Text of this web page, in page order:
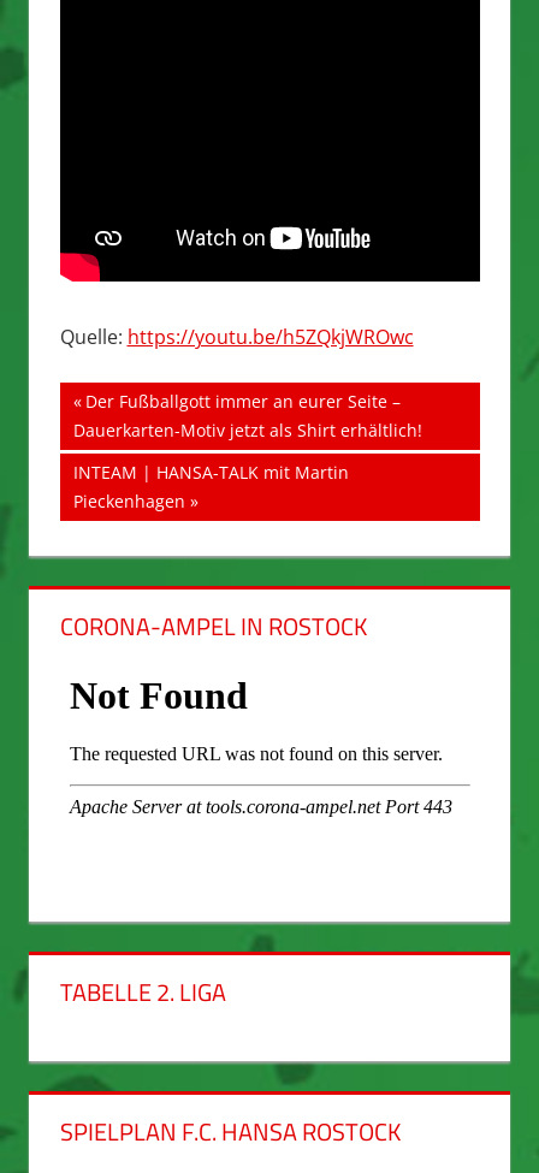
Quelle: https://youtu.be/h5ZQkjWROwc
Beitragsnavigation
Vorheriger
Beitrag:
Der Fußballgott immer an eurer Seite –
Dauerkarten-Motiv jetzt als Shirt erhältlich!
Nächster
Beitrag:
INTEAM | HANSA-TALK mit Martin
Pieckenhagen
CORONA-AMPEL IN ROSTOCK
TABELLE 2. LIGA
SPIELPLAN F.C. HANSA ROSTOCK